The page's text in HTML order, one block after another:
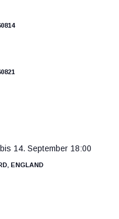
bis 14. September 18:00
England